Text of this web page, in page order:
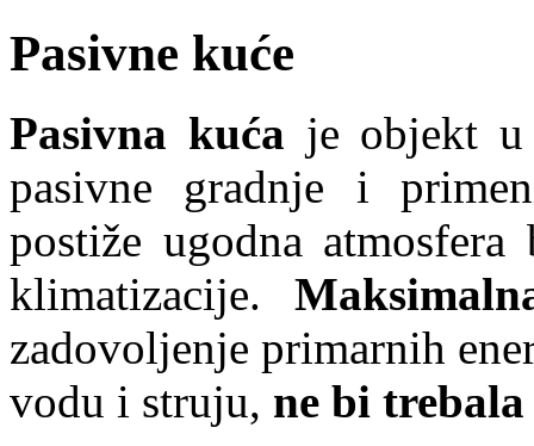
Pasivne kuće
Pasivna kuća je objekt u
pasivne gradnje i
postiže ugodna
klimatizacije.
zadovoljenje primarnih
vodu i struju, ne bi